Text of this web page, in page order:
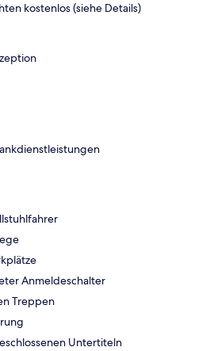
kostenlos (siehe Details)
Anmeldeschalter
Treppen
Untertiteln